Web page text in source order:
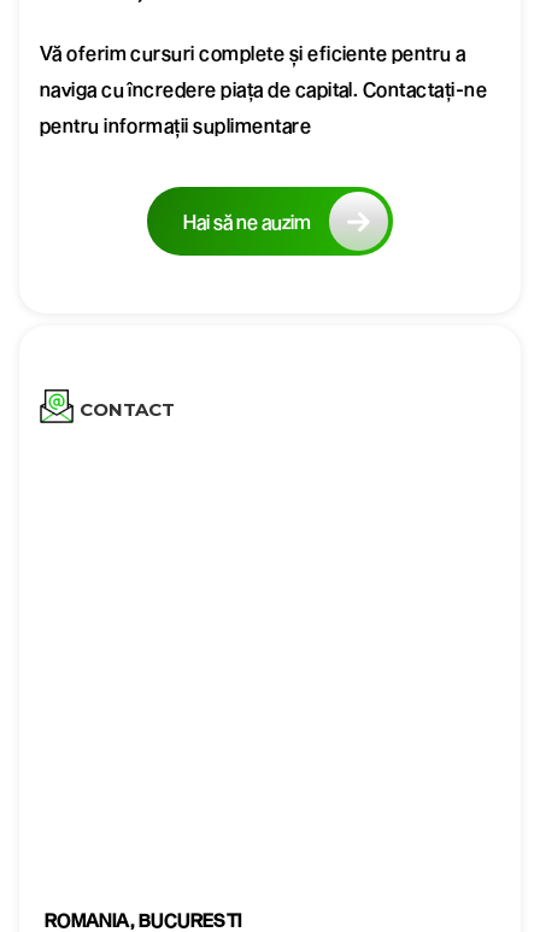
Vă oferim cursuri complete și eficiente pentru a
naviga cu încredere piața de capital. Contactați-ne
pentru informații suplimentare
Hai să ne auzim
CONTACT
ROMANIA, BUCURESTI